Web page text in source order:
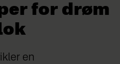
for drøm
en